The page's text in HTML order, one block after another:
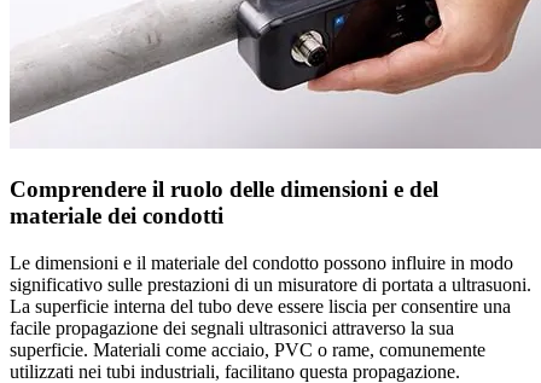
Comprendere il ruolo delle dimensioni e del
materiale dei condotti
Le dimensioni e il materiale del condotto possono influire in modo
significativo sulle prestazioni di un misuratore di portata a ultrasuoni.
La superficie interna del tubo deve essere liscia per consentire una
facile propagazione dei segnali ultrasonici attraverso la sua
superficie. Materiali come acciaio, PVC o rame, comunemente
utilizzati nei tubi industriali, facilitano questa propagazione.